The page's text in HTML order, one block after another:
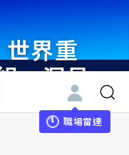
世界重
・洞見
來 與
世界領袖
職場雷達